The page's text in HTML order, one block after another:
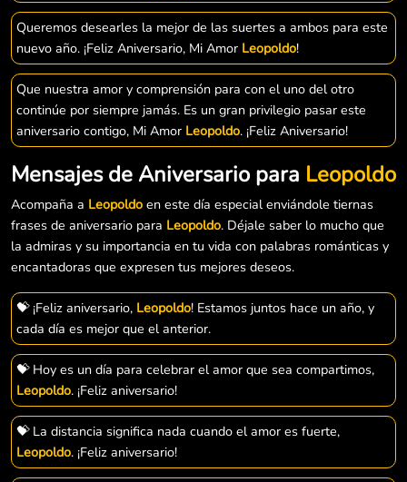
Queremos desearles la mejor de las suertes a ambos para este
nuevo año. ¡Feliz Aniversario, Mi Amor Leopoldo!
Que nuestra amor y comprensión para con el uno del otro
continúe por siempre jamás. Es un gran privilegio pasar este
aniversario contigo, Mi Amor Leopoldo. ¡Feliz Aniversario!
Mensajes de Aniversario para Leopoldo
Acompaña a Leopoldo en este día especial enviándole tiernas
frases de aniversario para Leopoldo. Déjale saber lo mucho que
la admiras y su importancia en tu vida con palabras románticas y
encantadoras que expresen tus mejores deseos.
💝 ¡Feliz aniversario, Leopoldo! Estamos juntos hace un año, y
cada día es mejor que el anterior.
💝 Hoy es un día para celebrar el amor que sea compartimos,
Leopoldo. ¡Feliz aniversario!
💝 La distancia significa nada cuando el amor es fuerte,
Leopoldo. ¡Feliz aniversario!